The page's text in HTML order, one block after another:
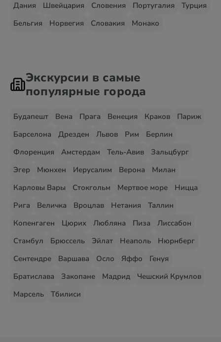
Дания
Швейцария Словения Португалия
Турция
Бельгия
Норвегия Словакия Монако
Экскурсии в самые
популярные города
Будапешт Вена Прага Венеция Краков
Париж
Барселона
Дрезден Львов Рим
Берлин
Флоренция
Амстердам Тель-Авив
Зальцбург
Эгер
Мюнхен Иерусалим Верона
Милан
Карловы Вары
Стокгольм Мертвое море
Ницца
Рига
Величка Вроцлав Нетания
Таллин
Копенгаген
Цюрих Любляна Пиза
Лиссабон
Стамбул
Брюссель Эйлат Неаполь
Нюрнберг
Сентендре
Варшава Осло Яффо
Генуя
Братислава
Закопане Мадрид
Чешский Крумлов
Марсель
Тбилиси